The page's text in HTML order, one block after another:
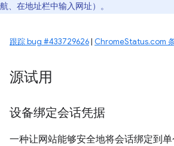
航、在地址栏中输入网址）。
跟踪 bug #433729626| ChromeStatus.com
源试用
设备绑定会话凭据
一种让网站能够安全地将会话绑定到单